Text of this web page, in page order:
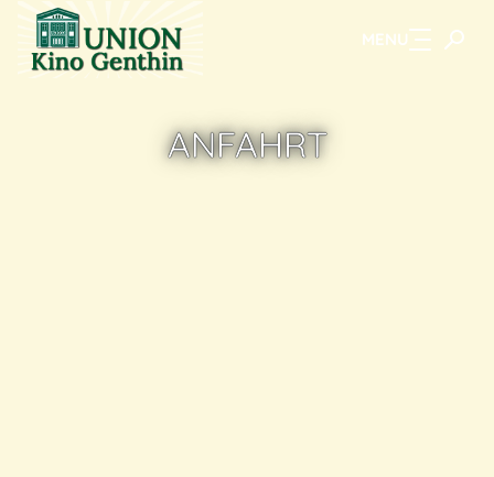
Zum Hauptinhalt springen MENU
ANFAHRT